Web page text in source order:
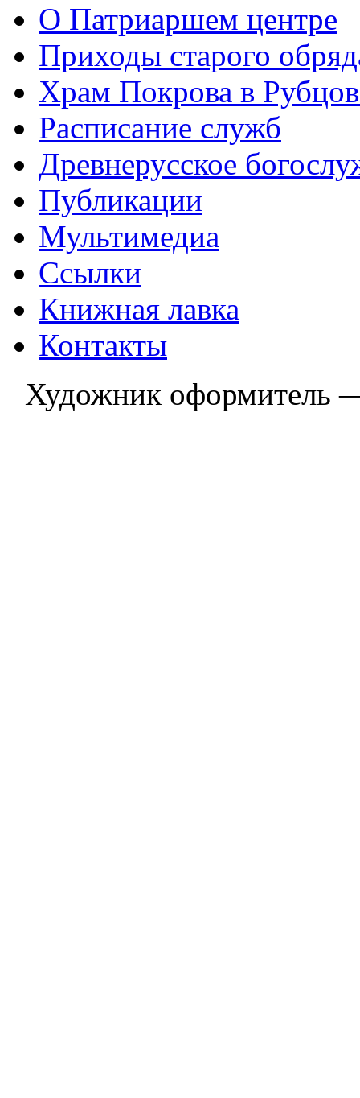
О Патриаршем центре
Приходы старого
Храм Покрова в
Расписание служб
Древнерусское
Публикации
Мультимедиа
Ссылки
Книжная лавка
Контакты
Художник оформитель